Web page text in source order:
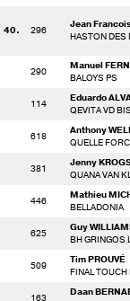
40. 296
Jean
HASTON DES
290
Manuel
BALOYS PS
114
Eduardo
QEVITA VD
618
Anthony
QUELLE
381
Jenny
QUANA VAN
446
Mathieu
BELLADONIA
625
Guy
BH GRINGOS
509
Tim PROUVÉ
FINAL TOUCH
163
Daan